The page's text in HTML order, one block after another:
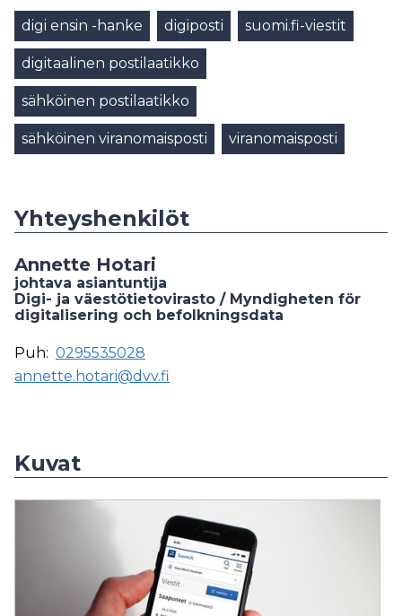
digi ensin -hanke digiposti suomi.fi-viestit
digitaalinen postilaatikko
sähköinen postilaatikko
sähköinen viranomaisposti viranomaisposti
Yhteyshenkilöt
Annette Hotari
johtava asiantuntija
Digi- ja väestötietovirasto / Myndigheten för
digitalisering och befolkningsdata
Puh: 0295535028
annette.hotari@dvv.fi
Kuvat